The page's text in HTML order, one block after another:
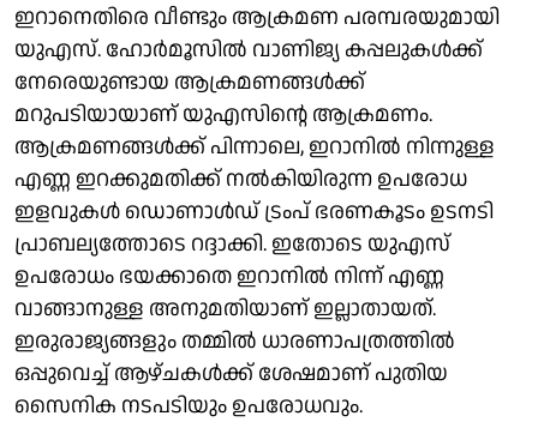
ഇറാനെതിരെ വീണ്ടും ആക്രമണ പരമ്പരയുമായി
യുഎസ്. ഹോര്‍മൂസില്‍ വാണിജ്യ കപ്പലുകള്‍ക്ക്
നേരെയുണ്ടായ ആക്രമണങ്ങള്‍ക്ക്
മറുപടിയായാണ് യുഎസിന്റെ ആക്രമണം.
ആക്രമണങ്ങള്‍ക്ക് പിന്നാലെ, ഇറാനില്‍ നിന്നുള്ള
എണ്ണ ഇറക്കുമതിക്ക് നല്‍കിയിരുന്ന ഉപരോധ
ഇളവുകള്‍ ഡൊണാള്‍ഡ് ട്രംപ് ഭരണകൂടം ഉടനടി
പ്രാബല്യത്തോടെ റദ്ദാക്കി. ഇതോടെ യുഎസ്
ഉപരോധം ഭയക്കാതെ ഇറാനില്‍ നിന്ന് എണ്ണ
വാങ്ങാനുള്ള അനുമതിയാണ് ഇല്ലാതായത്.
ഇരുരാജ്യങ്ങളും തമ്മില്‍ ധാരണാപത്രത്തില്‍
ഒപ്പുവെച്ച് ആഴ്ചകള്‍ക്ക് ശേഷമാണ് പുതിയ
സൈനിക നടപടിയും ഉപരോധവും.